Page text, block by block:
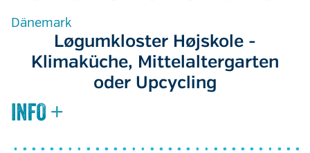
Dänemark
Løgumkloster Højskole -
Klimaküche, Mittelaltergarten
oder Upcycling